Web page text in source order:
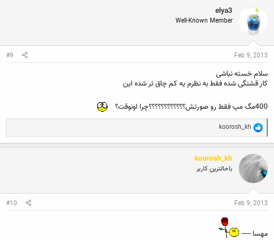
t
i
o
:
elya3
Well-Known Member
Feb 9, 2013
#9
سلام خسته نباشی
کار قشنگی شده فقط به نظرم یه کم چاق تر شده این
400مگ مپ فقط رو صورتش؟؟؟؟؟؟؟؟؟؟؟؟چرا اونوقت؟
R
e
a
c
t
n
:
koorosh_kh
koorosh_kh
باحالترین کاربر
Feb 9, 2013
#10
مهسا -----